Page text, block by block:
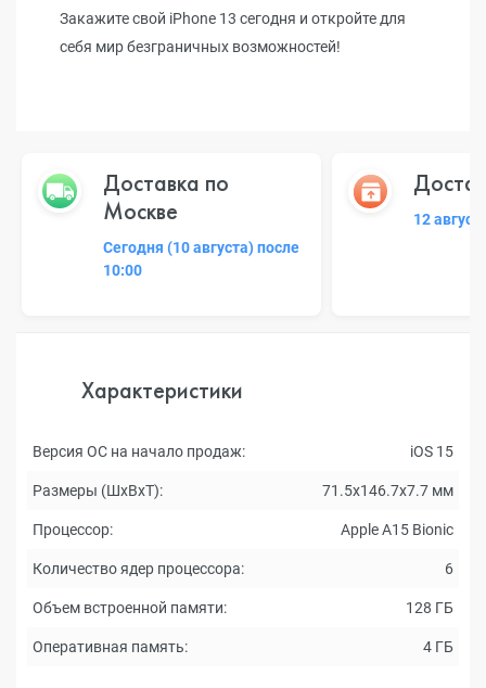
Закажите свой iPhone 13 сегодня и откройте для
себя мир безграничных возможностей!
Доставка по
Москве
Сегодня (10 августа) после
10:00
12
Характеристики
Версия ОС на начало продаж: iOS 15
Размеры (ШxВxТ): 71.5x146.7x7.7 мм
Процессор: Apple A15 Bionic
Количество ядер процессора: 6
Объем встроенной памяти: 128 ГБ
Оперативная память: 4 ГБ